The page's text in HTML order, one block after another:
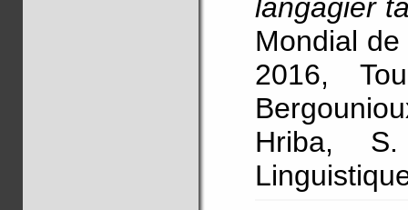
langagier
Mondial
2016,
Hriba,